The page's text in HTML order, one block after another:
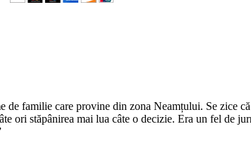
familie care provine din zona Neamțului. Se zice
ori stăpânirea mai lua câte o decizie. Era un fel de